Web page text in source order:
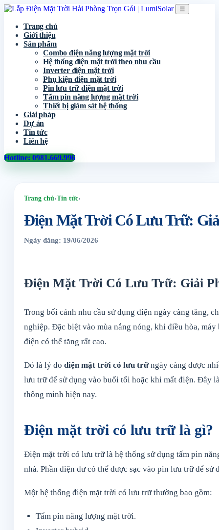
☰
Trang chủ
Giới thiệu
Sản phẩm
Combo điện năng lượng mặt trời
Hệ thống điện mặt trời theo nhu cầu
Inverter điện mặt trời
Phụ kiện điện mặt trời
Pin lưu trữ điện mặt trời
Tấm pin năng lượng mặt trời
Thiết bị giám sát hệ thống
Giải pháp
Dự án
Tin tức
Liên hệ
Hotline: 0981.669.996
Trang chủ›Tin tức›
Điện Mặt Trời Có Lưu Trữ:
Ngày đăng: 19/06/2026
Điện Mặt Trời Có Lưu Trữ: Giải
Trong bối cảnh nhu cầu sử dụng điện ngày càng tăng,
nghiệp. Đặc biệt vào mùa nắng nóng, khi điều hòa,
điện có thể tăng rất cao.
Đó là lý do điện mặt trời có lưu trữngày càng được
lưu trữ để sử dụng vào buổi tối hoặc khi mất điện. Đây
thông minh hiện nay.
Điện mặt trời có lưu trữ là gì?
Điện mặt trời có lưu trữ là hệ thống sử dụng tấm pin
nhà. Phần điện dư có thể được sạc vào pin lưu trữ để
Một hệ thống điện mặt trời có lưu trữ thường bao gồm:
Tấm pin năng lượng mặt trời.